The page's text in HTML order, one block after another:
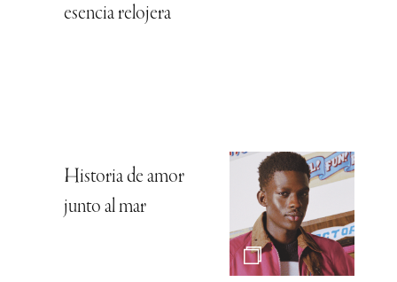
esencia relojera
Historia de amor
junto al mar